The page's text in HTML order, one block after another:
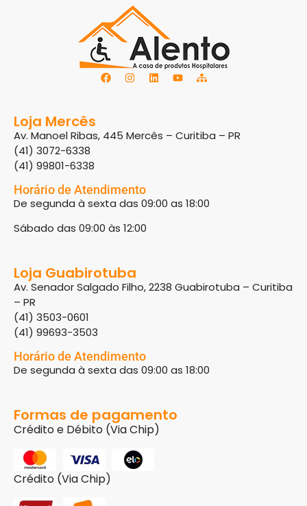
Loja Mercês
Av. Manoel Ribas, 445 Mercês – Curitiba – PR
(41) 3072-6338
(41) 99801-6338
Horário de Atendimento
De segunda à sexta das 09:00 as 18:00
Sábado das 09:00 às 12:00
Loja Guabirotuba
Av. Senador Salgado Filho, 2238 Guabirotuba – Curitiba
– PR
(41) 3503-0601
(41) 99693-3503
Horário de Atendimento
De segunda à sexta das 09:00 as 18:00
Formas de pagamento
Crédito e Débito (Via Chip)
Crédito (Via Chip)